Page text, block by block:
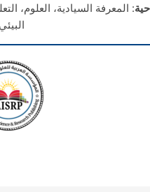
: المعرفة السيادية، العلوم،